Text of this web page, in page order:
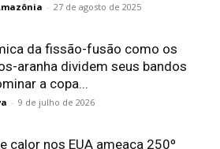
- 27 de agosto de 2025
da fissão-fusão como os
aranha dividem seus bandos
a copa...
- 9 de julho de 2026
calor nos EUA ameaça 250º